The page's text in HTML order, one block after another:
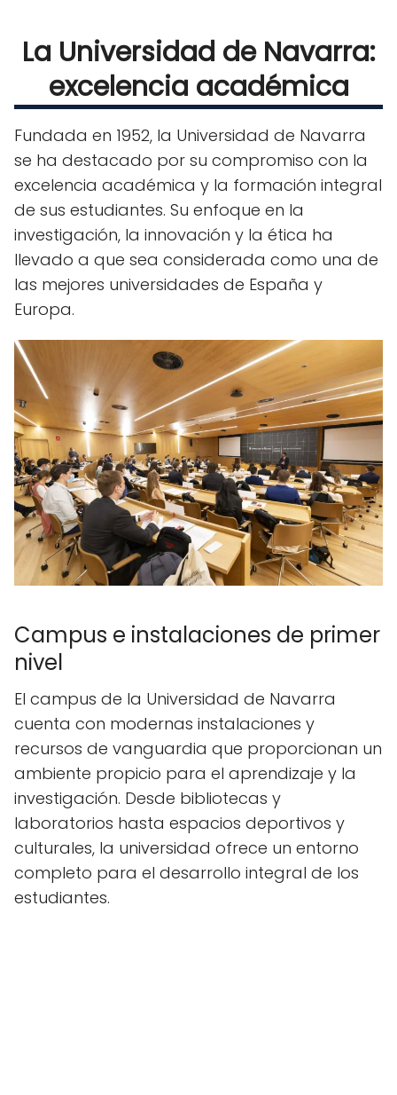
La Universidad de Navarra:
excelencia académica
Fundada en 1952, la Universidad de Navarra
se ha destacado por su compromiso con la
excelencia académica y la formación integral
de sus estudiantes. Su enfoque en la
investigación, la innovación y la ética ha
llevado a que sea considerada como una de
las mejores universidades de España y
Europa.
Campus e instalaciones de primer
nivel
El campus de la Universidad de Navarra
cuenta con modernas instalaciones y
recursos de vanguardia que proporcionan un
ambiente propicio para el aprendizaje y la
investigación. Desde bibliotecas y
laboratorios hasta espacios deportivos y
culturales, la universidad ofrece un entorno
completo para el desarrollo integral de los
estudiantes.